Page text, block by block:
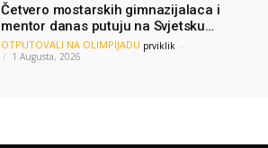
Četvero mostarskih gimnazijalaca i
mentor danas putuju na Svjetsku
olimpijadu iz AI: Predstavljat će BiH
među najboljima na svijetu
OTPUTOVALI NA OLIMPIJADU prviklik -
1 Augusta, 2026